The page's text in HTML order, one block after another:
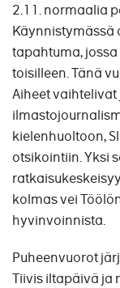
2.11. normaalia
Käynnistymässä
tapahtuma,
toisilleen. Tänä
Aiheet
kielenhuoltoon,
otsikointiin. Yksi
kolmas vei
hyvinvoinnista.
Puheenvuorot
Tiivis iltapäivä ja